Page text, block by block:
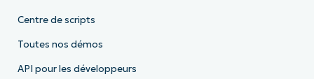
Centre de scripts
Toutes nos démos
API pour les développeurs